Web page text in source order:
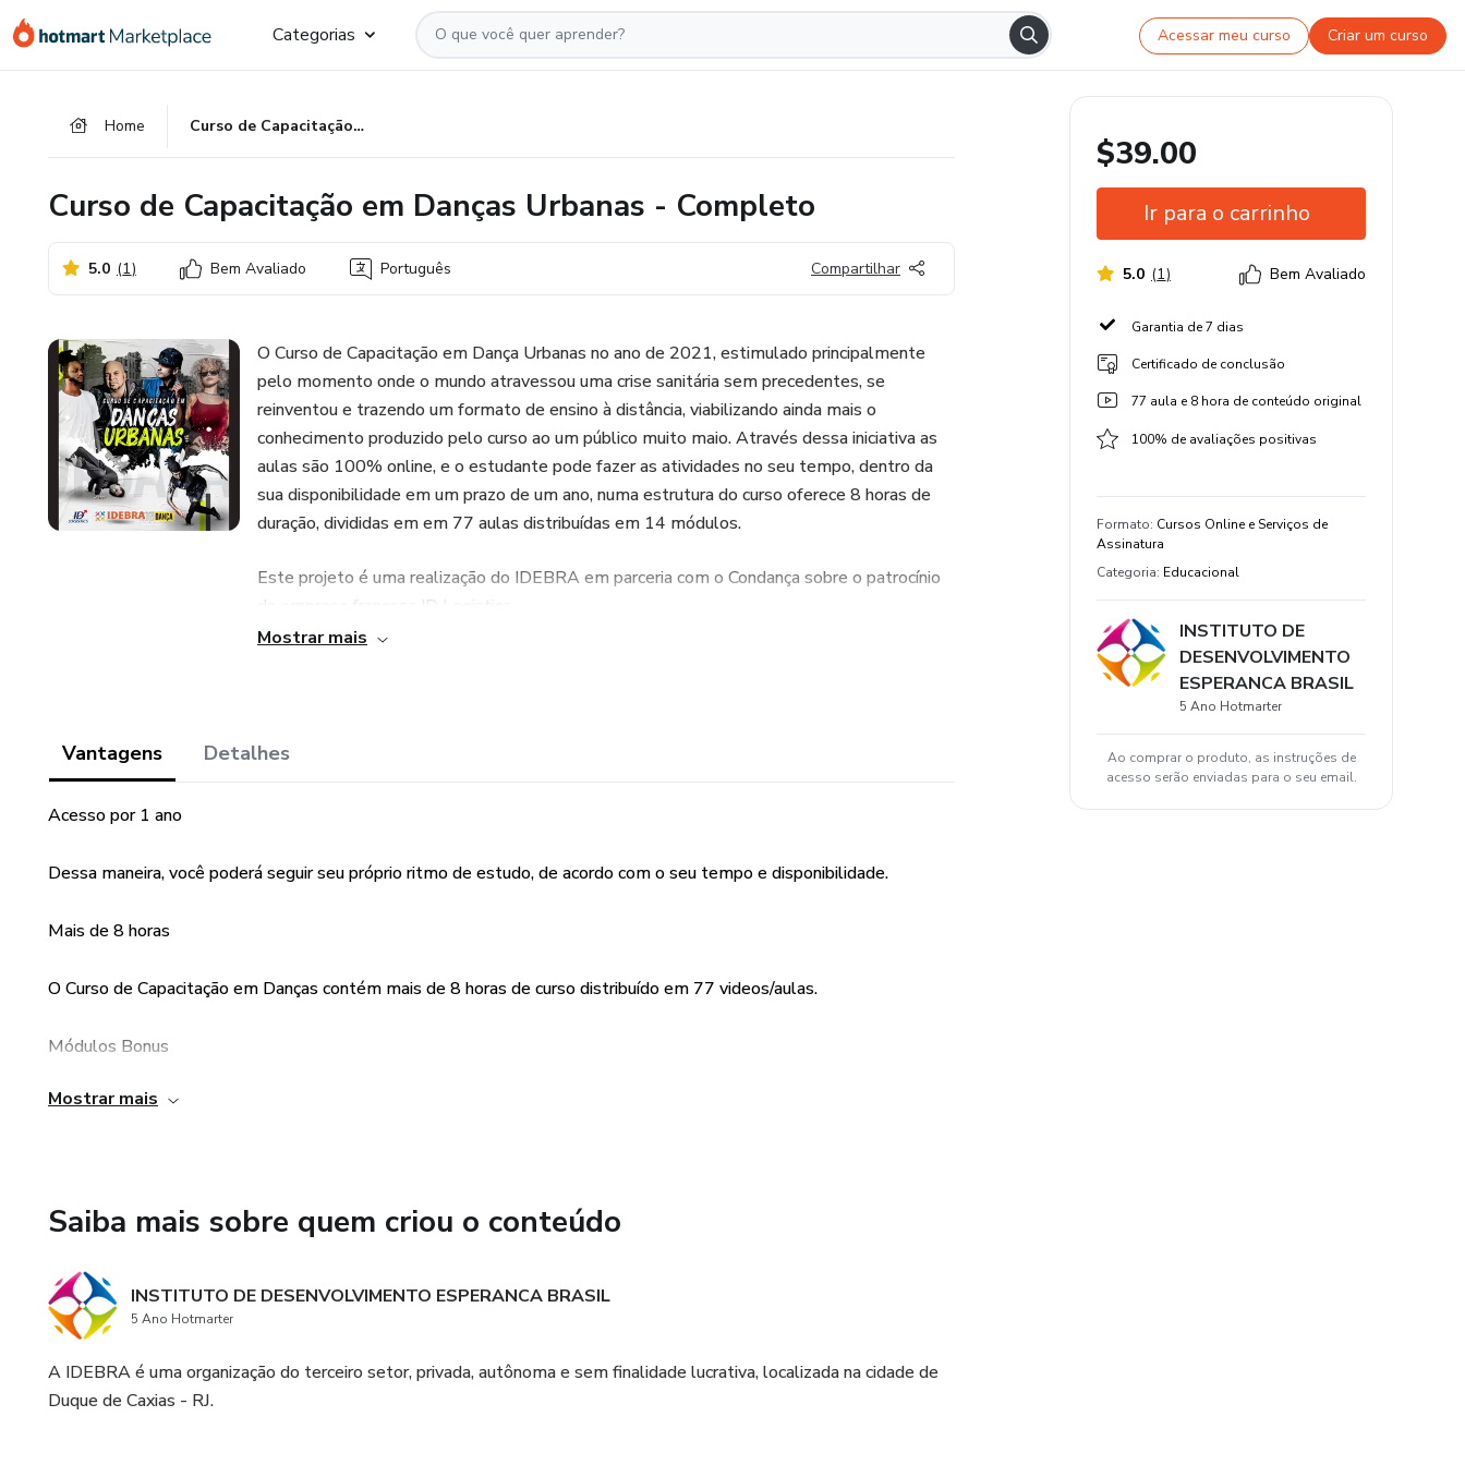
para
para
para
Categorias Acessar meu curso Criar um curso
Home Curso de Capacitação em Danças Urbanas - Completo
Curso de Capacitação em Danças Urbanas - Completo
5.0 (1) Bem Avaliado Português Compartilhar
O Curso de Capacitação em Dança Urbanas no ano de 2021, estimulado principalmente
pelo momento onde o mundo atravessou uma crise sanitária sem precedentes, se
reinventou e trazendo um formato de ensino à distância, viabilizando ainda mais o
conhecimento produzido pelo curso ao um público muito maio. Através dessa iniciativa as
aulas são 100% online, e o estudante pode fazer as atividades no seu tempo, dentro da
sua disponibilidade em um prazo de um ano, numa estrutura do curso oferece 8 horas de
duração, divididas em em 77 aulas distribuídas em 14 módulos.
Este projeto é uma realização do IDEBRA em parceria com o Condança sobre o patrocínio
da empresa francesa ID Logistics.
Mostrar mais
Vantagens Detalhes
Acesso por 1 ano
Dessa maneira, você poderá seguir seu próprio ritmo de estudo, de acordo com o seu tempo e disponibilidade.
Mais de 8 horas
O Curso de Capacitação em Danças contém mais de 8 horas de curso distribuído em 77 videos/aulas.
Módulos Bonus
Ao final do curso você terá acesso a três módulos bônus contendo mais de 100 danças sociais.
Você terá acesso as apostilas em PDFs para complementar o seu processo de aprendizagem.
Fórum
Nos nossos fóruns você poderá tirar todas suas dúvidas sobre os conteúdos diretamente com a equipe de suporte do
Curso de Capacitação em Danças Urbanas.
Mostrar mais
Saiba mais sobre quem criou o conteúdo
INSTITUTO DE DESENVOLVIMENTO ESPERANCA BRASIL
5 Ano Hotmarter
A IDEBRA é uma organização do terceiro setor, privada, autônoma e sem finalidade lucrativa, localizada na cidade de
Duque de Caxias - RJ.
$39.00
Ir para o carrinho
5.0 (1) Bem Avaliado
Garantia de 7 dias
Certificado de conclusão
77 aula e 8 hora de conteúdo original
100% de avaliações positivas
Formato: Cursos Online e Serviços de
Assinatura
Categoria: Educacional
INSTITUTO DE
DESENVOLVIMENTO
ESPERANCA BRASIL
5 Ano Hotmarter
Ao comprar o produto, as instruções de
acesso serão enviadas para o seu email.